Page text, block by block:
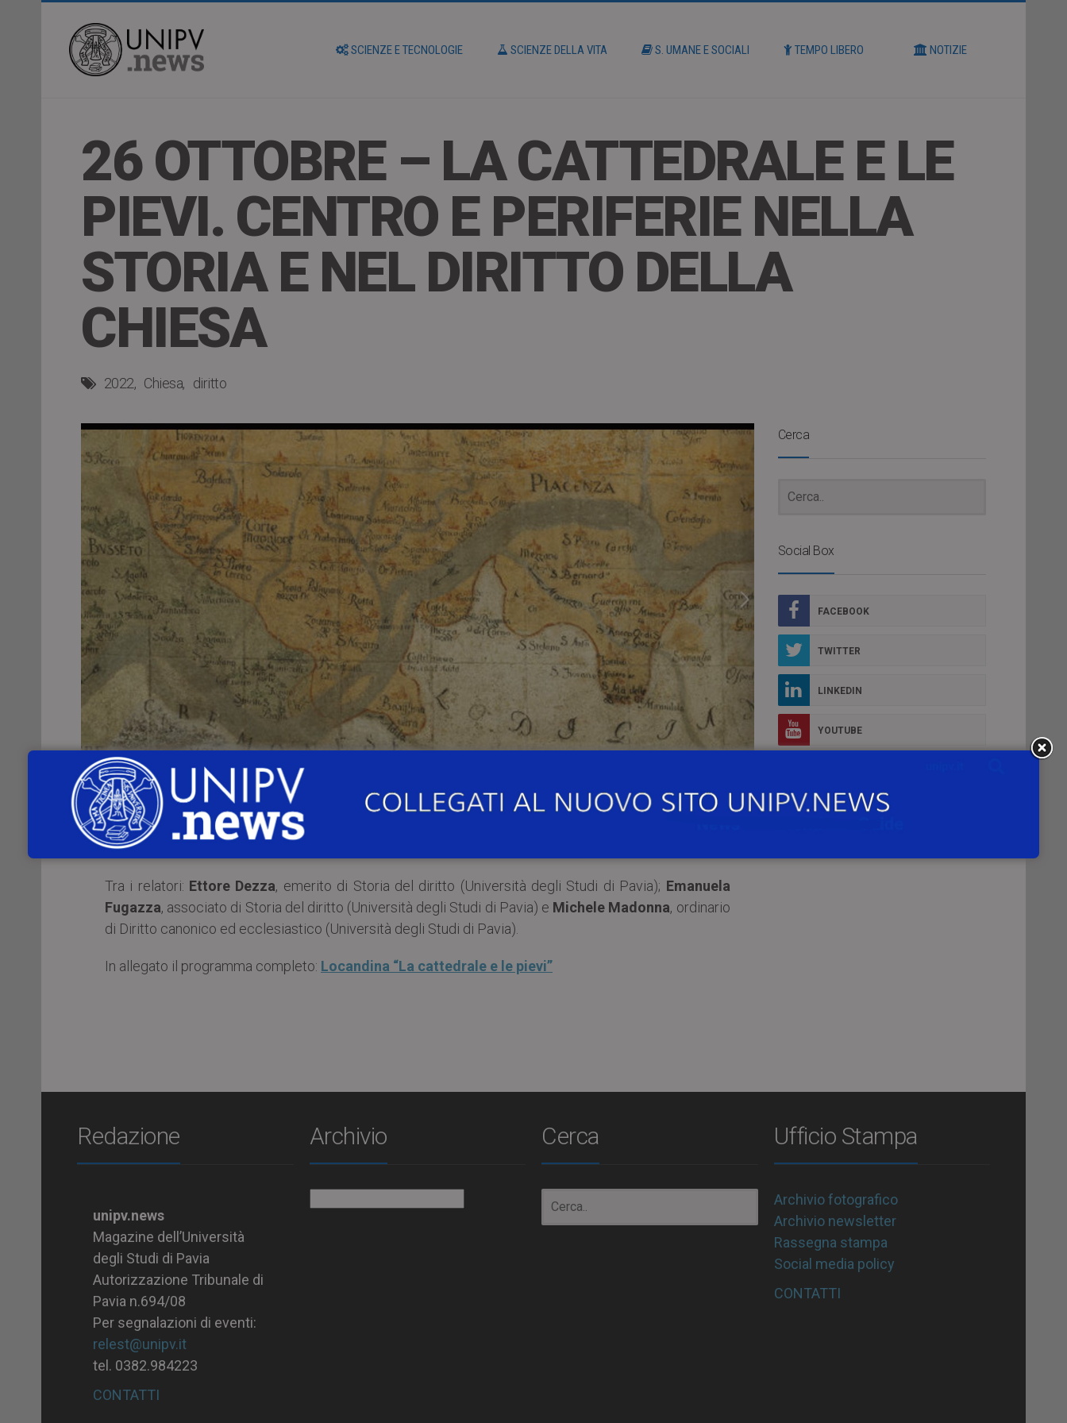
SCIENZE E TECNOLOGIE SCIENZE DELLA VITA S. UMANE E SOCIALI TEMPO LIBERO NOTIZIE
26 OTTOBRE – LA CATTEDRALE E LE
PIEVI. CENTRO E PERIFERIE NELLA
STORIA E NEL DIRITTO DELLA
CHIESA
2022 Chiesa diritto
Mercoledì 26 ottobre 2022 ,dalle ore 9:30, presso laSala degli affreschi del Palazzo Vescovile
di Piacenza
, si terrà il convegno
diritto della Chiesa”
Tra i relatori: Ettore Dezza, emerito di Storia del diritto (Università degli Studi di Pavia); Emanuela
Fugazza, associato di Storia del diritto (Università degli Studi di Pavia) e Michele Madonna, ordinario
di Diritto canonico ed ecclesiastico (Università degli Studi di Pavia).
In allegato il programma completo: Locandina “La cattedrale e le pievi”
Cerca
Social Box
FACEBOOK
TWITTER
LINKEDIN
YOUTUBE
INSTAGRAM
Redazione
unipv.news
Magazine dell’Università
degli Studi di Pavia
Autorizzazione Tribunale di
Pavia n.694/08
Per segnalazioni di eventi:
relest@unipv.it
tel. 0382.984223
CONTATTI
Archivio Cerca Ufficio Stampa
Archivio fotografico
Archivio newsletter
Rassegna stampa
Social media policy
CONTATTI